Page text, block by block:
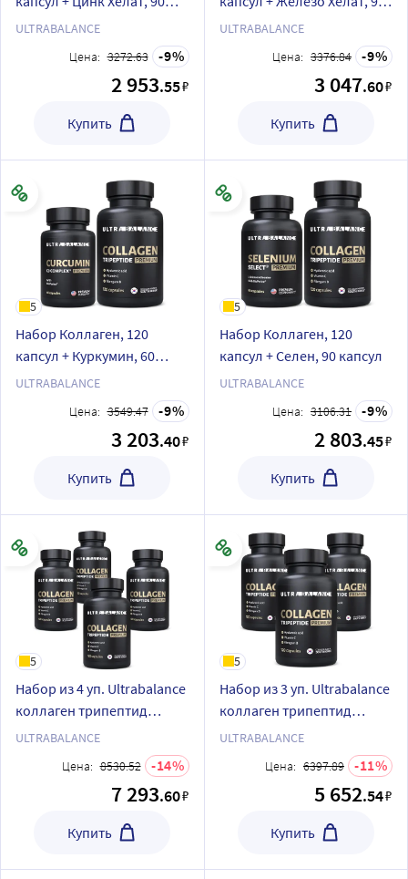
капсул
ULTRABALANCE
Цена: 3272.63 9
2 953.55₽
Купить
капсул
ULTRABALANCE
Цена: 3376.84 9
3 047.60₽
Купить
5
Набор Коллаген, 120
капсул + Куркумин, 60
капсул
ULTRABALANCE
Цена: 3549.47 9
3 203.40₽
Купить
5
Набор Коллаген, 120
капсул + Селен, 90 капсул
ULTRABALANCE
Цена: 3106.31 9
2 803.45₽
Купить
5
Набор из 4 уп. Ultrabalance
коллаген трипептид
премиум 120 шт. капсулы
ULTRABALANCE
Цена: 8530.52 14
7 293.60₽
Купить
5
Набор из 3 уп. Ultrabalance
коллаген трипептид
премиум 120 шт. капсулы
ULTRABALANCE
Цена: 6397.89 11
5 652.54₽
Купить